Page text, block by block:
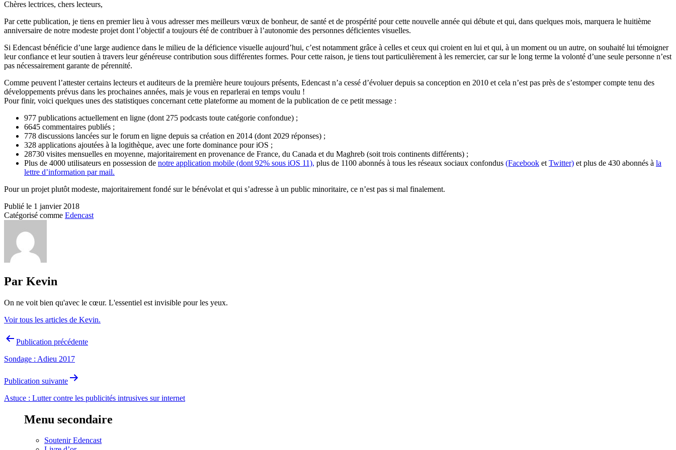
Chères lectrices, chers lecteurs,
Par cette publication, je tiens en premier lieu à vous adresser mes meilleurs vœux de bonheur, de santé et de prospérité pour cette nouvelle année qui débute et qui, dans quelques mois, marquera le huitième
anniversaire de notre modeste projet dont l’objectif a toujours été de contribuer à l’autonomie des personnes déficientes visuelles.
Si Edencast bénéficie d’une large audience dans le milieu de la déficience visuelle aujourd’hui, c’est notamment grâce à celles et ceux qui croient en lui et qui, à un moment ou un autre, on souhaité lui témoigner
leur confiance et leur soutien à travers leur généreuse contribution sous différentes formes. Pour cette raison, je tiens tout particulièrement à les remercier, car sur le long terme la volonté d’une seule personne n’est
pas nécessairement garante de pérennité.
Comme peuvent l’attester certains lecteurs et auditeurs de la première heure toujours présents, Edencast n’a cessé d’évoluer depuis sa conception en 2010 et cela n’est pas près de s’estomper compte tenu des
développements prévus dans les prochaines années, mais je vous en reparlerai en temps voulu !
Pour finir, voici quelques unes des statistiques concernant cette plateforme au moment de la publication de ce petit message :
977 publications actuellement en ligne (dont 275 podcasts toute catégorie confondue) ;
6645 commentaires publiés ;
778 discussions lancées sur le forum en ligne depuis sa création en 2014 (dont 2029 réponses) ;
328 applications ajoutées à la logithèque, avec une forte dominance pour iOS ;
28730 visites mensuelles en moyenne, majoritairement en provenance de France, du Canada et du Maghreb (soit trois continents différents) ;
Plus de 4000 utilisateurs en possession de notre application mobile (dont 92% sous iOS 11), plus de 1100 abonnés à tous les réseaux sociaux confondus (Facebook et Twitter) et plus de 430 abonnés à la
lettre d’information par mail.
Pour un projet plutôt modeste, majoritairement fondé sur le bénévolat et qui s’adresse à un public minoritaire, ce n’est pas si mal finalement.
Publié le 1 janvier 2018
Catégorisé comme Edencast
Par Kevin
On ne voit bien qu'avec le cœur. L'essentiel est invisible pour les yeux.
Voir tous les articles de Kevin.
Navigation
l’article
Publication précédente
Sondage : Adieu 2017
Publication suivante
Astuce : Lutter contre les publicités intrusives sur internet
Menu secondaire
Soutenir Edencast